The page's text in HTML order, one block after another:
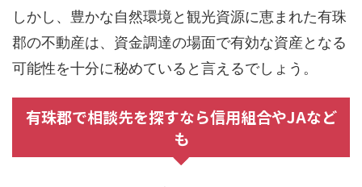
しかし、豊かな自然環境と観光資源に恵まれた有珠
郡の不動産は、資金調達の場面で有効な資産となる
可能性を十分に秘めていると言えるでしょう。
有珠郡で相談先を探すなら信用組合やJAなど
も